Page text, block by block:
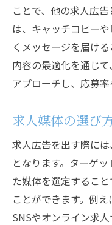
ことで、他の求人広
は、キャッチコピー
くメッセージを届け
内容の最適化を通じ
アプローチし、応募率
求人媒体の選び
求人広告を出す際に
となります。ターゲ
た媒体を選定するこ
ことができます。例
SNSやオンライン求